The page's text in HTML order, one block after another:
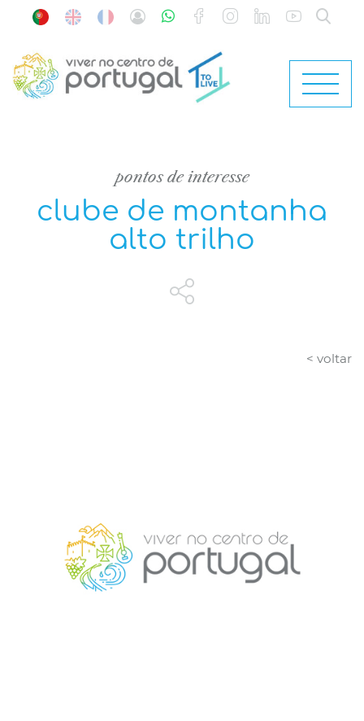
pontos de interesse
clube de montanha
alto trilho
< voltar